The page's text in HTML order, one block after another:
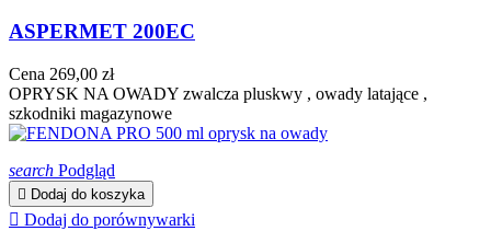
ASPERMET 200EC
Cena 269,00 zł
OPRYSK NA OWADY zwalcza pluskwy , owady latające ,
szkodniki magazynowe
search Podgląd
 Dodaj do koszyka
 Dodaj do porównywarki